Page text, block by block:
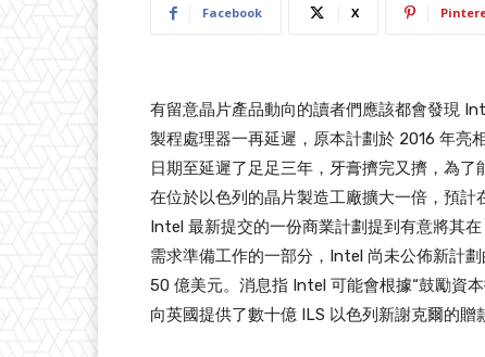
Facebook X
有留意晶片產品動向的讀者們應該都會發現
製程處理器一再延遲，原本計劃於 2016 年亮
日期至延遲了足足三年，牙膏擠完又擠，為
在位於以色列的晶片製造工廠擴大一倍，預計
Intel 最新提交的一份商業計劃提到有意將其
需求準備工作的一部分，Intel 尚未公佈新計
50 億美元。消息指 Intel 可能會根據“鼓勵資
向英國提供了數十億 ILS 以色列新謝克爾的贈